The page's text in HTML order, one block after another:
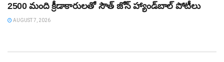
2500 మంది క్రీడాకారులతో సౌత్‌ జోన్‌ హ్యాండ్‌బాల్‌ పోటీలు
AUGUST 7, 2026